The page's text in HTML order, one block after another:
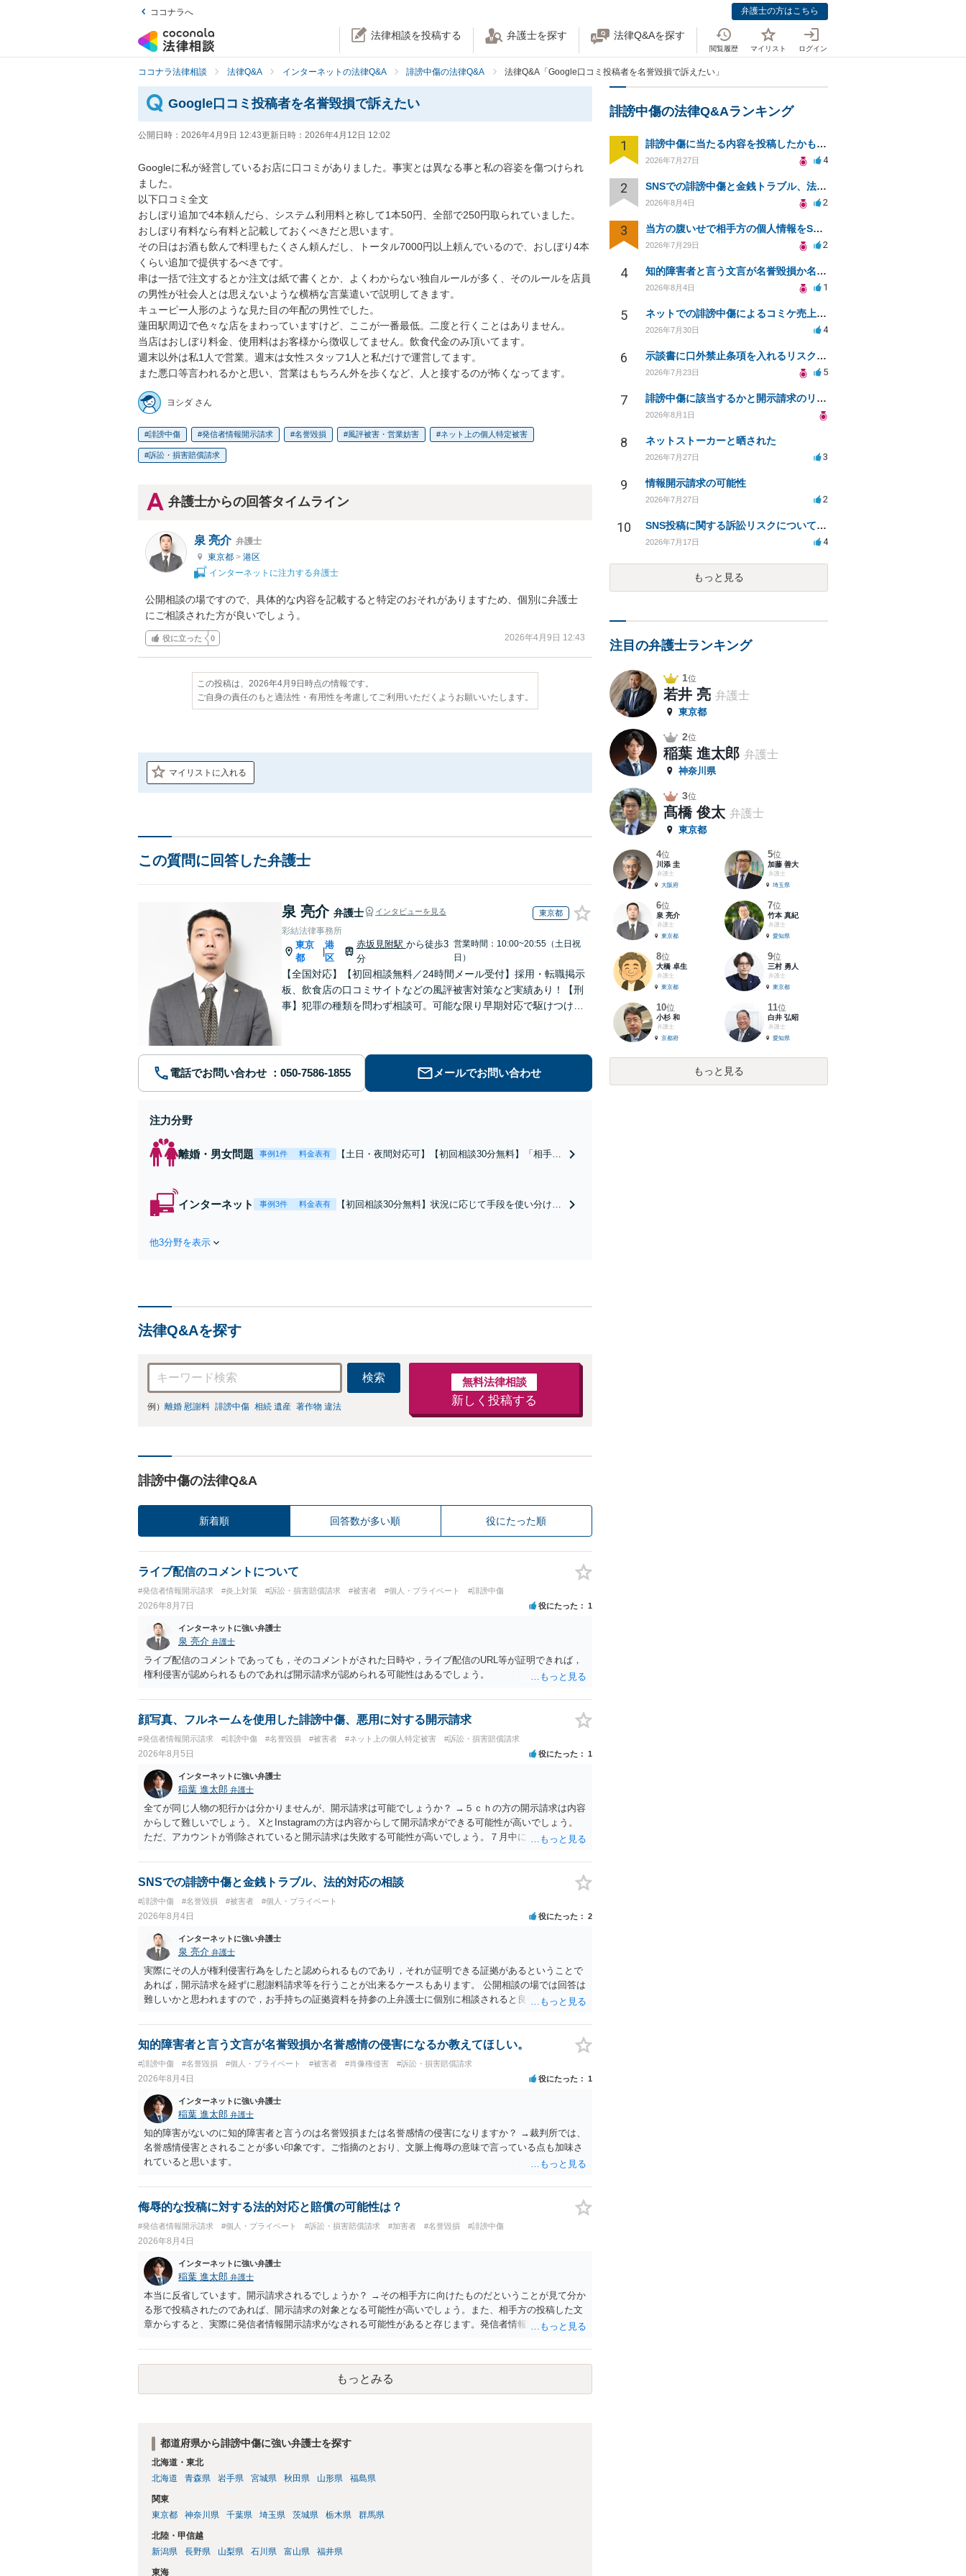
ココナラへ 弁護士の方はこちら
法律相談を投稿する 弁護士を探す 法律Q&Aを探す
閲覧履歴 マイリスト ログイン
ココナラ法律相談 法律Q&A インターネットの法律Q&A 誹謗中傷の法律Q&A 法律Q&A「Google口コミ投稿者を名誉毀損で訴えたい」
Google口コミ投稿者を名誉毀損で訴えたい
公開日時： 2026年4月9日 12:43更新日時： 2026年4月12日 12:02
Googleに私が経営しているお店に口コミがありました。事実とは異なる事と私の容姿を傷つけられ
ました。
以下口コミ全文
おしぼり追加で4本頼んだら、システム利用料と称して1本50円、全部で250円取られていました。
おしぼり有料なら有料と記載しておくべきだと思います。
その日はお酒も飲んで料理もたくさん頼んだし、トータル7000円以上頼んでいるので、おしぼり4本
くらい追加で提供するべきです。
串は一括で注文するとか注文は紙で書くとか、よくわからない独自ルールが多く、そのルールを店員
の男性が社会人とは思えないような横柄な言葉遣いで説明してきます。
キューピー人形のような見た目の年配の男性でした。
蓮田駅周辺で色々な店をまわっていますけど、ここが一番最低。二度と行くことはありません。
当店はおしぼり料金、使用料はお客様から徴収してません。飲食代金のみ頂いてます。
週末以外は私1人で営業。週末は女性スタッフ1人と私だけで運営してます。
また悪口等言われるかと思い、営業はもちろん外を歩くなど、人と接するのが怖くなってます。
ヨシダ さん
誹謗中傷 発信者情報開示請求 名誉毀損 風評被害・営業妨害 ネット上の個人特定被害
訴訟・損害賠償請求
弁護士からの回答タイムライン
泉 亮介 弁護士
東京都 > 港区
インターネットに注力する弁護士
公開相談の場ですので、具体的な内容を記載すると特定のおそれがありますため、個別に弁護士
にご相談された方が良いでしょう。
役に立った 0 2026年4月9日 12:43
この投稿は、2026年4月9日時点の情報です。
ご自身の責任のもと適法性・有用性を考慮してご利用いただくようお願いいたします。
マイリストに入れる
この質問に回答した弁護士
泉 亮介 弁護士 インタビューを見る 東京都
彩結法律事務所
東京
都
港
区
赤坂見附駅 から徒歩3
分
営業時間：10:00~20:55（土日祝
日）
【全国対応】【初回相談無料／24時間メール受付】採用・転職掲示
板、飲食店の口コミサイトなどの風評被害対策など実績あり！【刑
事】犯罪の種類を問わず相談可。可能な限り早期対応で駆けつけサ
電話でお問い合わせ メールでお問い合わせ
注力分野
離婚・男女問題 事例1件 料金表有
【土日・夜間対応可】【初回相談30分無料】「相手方
金額アップ／減額交渉も対応可」【完全個室対応】
インターネット 事例3件 料金表有
【初回相談30分無料】状況に応じて手段を使い分け、
他3分野を表示
法律Q&Aを探す
検索
例） 離婚 慰謝料 誹謗中傷 相続 遺産 著作物 違法
無料法律相談
新しく投稿する
誹謗中傷の法律Q&A
新着順 回答数が多い順 役にたった順
ライブ配信のコメントについて
#発信者情報開示請求 #炎上対策 #訴訟・損害賠償請求 #被害者 #個人・プライベート #誹謗中傷
2026年8月7日 役にたった 1
インターネットに強い弁護士
泉 亮介 弁護士
ライブ配信のコメントであっても，そのコメントがされた日時や，ライブ配信のURL等が証明できれば，
権利侵害が認められるものであれば開示請求が認められる可能性はあるでしょう。
顔写真、フルネームを使用した誹謗中傷、悪用に対する開示請求
#発信者情報開示請求 #誹謗中傷 #名誉毀損 #被害者 #ネット上の個人特定被害 #訴訟・損害賠償請求
2026年8月5日 役にたった 1
インターネットに強い弁護士
稲葉 進太郎 弁護士
全てが同じ人物の犯行かは分かりませんが、開示請求は可能でしょうか？ →５ｃｈの方の開示請求は内容
からして難しいでしょう。 XとInstagramの方は内容からして開示請求ができる可能性が高いでしょう。
ただ、アカウントが削除されていると開示請求は失敗する可能性が高いでしょう。７月中にアカウントが
相手に全ての弁護士費用を負担させることは可能でしょうか？ →訴訟外の交渉で相手方が認めれば負担さ
せることができるでしょう。訴訟で判決となった場合は、実際の弁護士費用が認められる場合と認められ
SNSでの誹謗中傷と金銭トラブル、法的対応の相談
#誹謗中傷 #名誉毀損 #被害者 #個人・プライベート
2026年8月4日 役にたった 2
インターネットに強い弁護士
泉 亮介 弁護士
実際にその人が権利侵害行為をしたと認められるものであり，それが証明できる証拠があるということで
あれば，開示請求を経ずに慰謝料請求等を行うことが出来るケースもあります。 公開相談の場では回答は
難しいかと思われますので，お手持ちの証拠資料を持参の上弁護士に個別に相談されると良いでしょう。
知的障害者と言う文言が名誉毀損か名誉感情の侵害になるか教えてほしい。
#誹謗中傷 #名誉毀損 #個人・プライベート #被害者 #肖像権侵害 #訴訟・損害賠償請求
2026年8月4日 役にたった 1
インターネットに強い弁護士
稲葉 進太郎 弁護士
知的障害がないのに知的障害者と言うのは名誉毀損または名誉感情の侵害になりますか？ →裁判所では、
名誉感情侵害とされることが多い印象です。ご指摘のとおり、文脈上侮辱の意味で言っている点も加味さ
れていると思います。
侮辱的な投稿に対する法的対応と賠償の可能性は？
#発信者情報開示請求 #個人・プライベート #訴訟・損害賠償請求 #加害者 #名誉毀損 #誹謗中傷
2026年8月4日
インターネットに強い弁護士
稲葉 進太郎 弁護士
本当に反省しています。開示請求されるでしょうか？ →その相手方に向けたものだということが見て分か
る形で投稿されたのであれば、開示請求の対象となる可能性が高いでしょう。また、相手方の投稿した文
章からすると、実際に発信者情報開示請求がなされる可能性があると存じます。発信者情報開示請求が進
カウントの登録メールに意見照会がなされます。 また、された場合賠償金はいくらでしょうか。 →ケー
スバイケースであり、数万円から１００万単位まで様々でしょう。裁判外であれば交渉して相手方の請求
額から減額することを試みることとなるでしょう。もっとみる
都道府県から誹謗中傷に強い弁護士を探す
北海道・東北
北海道
青森県 岩手県 宮城県 秋田県 山形県 福島県
関東
東京都
神奈川県 千葉県 埼玉県 茨城県 栃木県 群馬県
北陸・甲信越
新潟県
長野県 山梨県 石川県 富山県 福井県
東海
誹謗中傷の法律Q&Aランキング
1 誹謗中傷に当たる内容を投稿したかもしれない。開示請求や民事刑事裁判に発展しうるのか教えて欲しい。
2026年7月27日 4
2 SNSでの誹謗中傷と金銭トラブル、法的対応の相談
2026年8月4日 2
3 当方の腹いせで相手方の個人情報をSNSで晒してしまい名誉毀損させてしまったかもしれない
2026年7月29日 2
4 知的障害者と言う文言が名誉毀損か名誉感情の侵害になるか教えてほしい。
2026年8月4日 1
5 ネットでの誹謗中傷によるコミケ売上減少、損害賠償は可能か？
2026年7月30日 4
6 示談書に口外禁止条項を入れるリスクはありますか？
2026年7月23日 5
7 誹謗中傷に該当するかと開示請求のリスクを知りたい
2026年8月1日
8 ネットストーカーと晒された
2026年7月27日 3
9 情報開示請求の可能性
2026年7月27日 2
10 SNS投稿に関する訴訟リスクについての相談
2026年7月17日 4
もっと見る
注目の弁護士ランキング
1位
若井 亮 弁護士
東京都
2位
稲葉 進太郎 弁護士
神奈川県
3位
髙橋 俊太 弁護士
東京都
4位
川添 圭
弁護士
大阪府
5位
加藤 善大
弁護士
埼玉県
6位
泉 亮介
弁護士
東京都
7位
竹本 真紀
弁護士
愛知県
8位
大橋 卓生
弁護士
東京都
9位
三村 勇人
弁護士
東京都
10位
小杉 和
弁護士
京都府
11位
白井 弘昭
弁護士
愛知県
もっと見る